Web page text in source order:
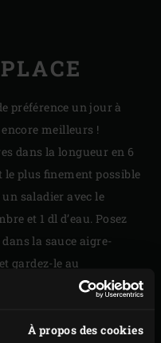
À propos des cookies
préférence un jour à
meilleurs !
dans la longueur en 6
le plus finement possible
saladier avec le
et 1 dl d’eau. Posez
la sauce aigre-
gardez-le au
derniers, ainsi que le